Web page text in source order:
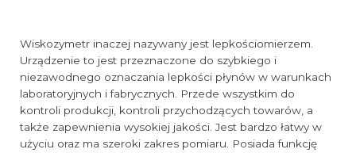
Wiskozymetr inaczej nazywany jest lepkościomierzem.
Urządzenie to jest przeznaczone do szybkiego i
niezawodnego oznaczania lepkości płynów w warunkach
laboratoryjnych i fabrycznych. Przede wszystkim do
kontroli produkcji, kontroli przychodzących towarów, a
także zapewnienia wysokiej jakości. Jest bardzo łatwy w
użyciu oraz ma szeroki zakres pomiaru. Posiada funkcję